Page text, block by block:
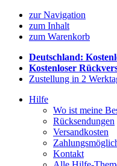
zur Navigation
zum Inhalt
zum Warenkorb
Deutschland:
Kostenloser
Zustellung in 2
Hilfe
Wo ist meine
Rücksendungen
Versandkosten
Kontakt